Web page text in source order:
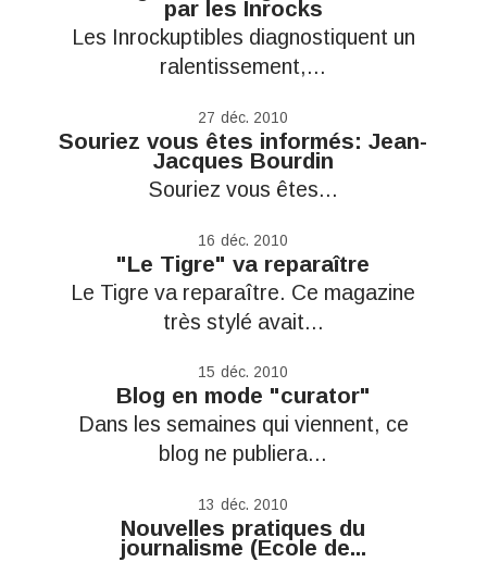
par les Inrocks
Les Inrockuptibles diagnostiquent un
ralentissement,...
27 déc. 2010
Souriez vous êtes informés: Jean-
Jacques Bourdin
Souriez vous êtes...
16 déc. 2010
"Le Tigre" va reparaître
Le Tigre va reparaître. Ce magazine
très stylé avait...
15 déc. 2010
Blog en mode "curator"
Dans les semaines qui viennent, ce
blog ne publiera...
13 déc. 2010
Nouvelles pratiques du
journalisme (Ecole de...